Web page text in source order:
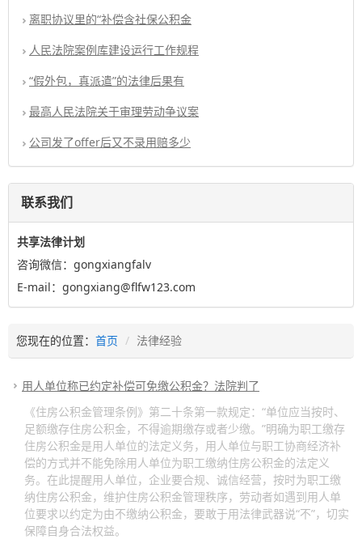
离职协议里的“补偿含社保公积金
人民法院案例库建设运行工作规程
“假外包，真派遣”的法律后果有
最高人民法院关于审理劳动争议案
公司发了offer后又不录用赔多少
联系我们
共享法律计划
咨询微信：gongxiangfalv
E-mail：gongxiang@flfw123.com
您现在的位置： 首页 法律经验
用人单位称已约定补偿可免缴公积金？法院判了
《住房公积金管理条例》第二十条第一款规定：“单位应当按时、
足额缴存住房公积金，不得逾期缴存或者少缴。”明确为职工缴存
住房公积金是用人单位的法定义务，用人单位与职工协商经济补
偿的方式并不能免除用人单位为职工缴纳住房公积金的法定义
务。在此提醒用人单位，企业要合规、诚信经营，按时为职工缴
纳住房公积金，维护住房公积金管理秩序，劳动者如遇到用人单
位要求以约定为由不缴纳公积金，要敢于用法律武器说“不”，切实
保障自身合法权益。